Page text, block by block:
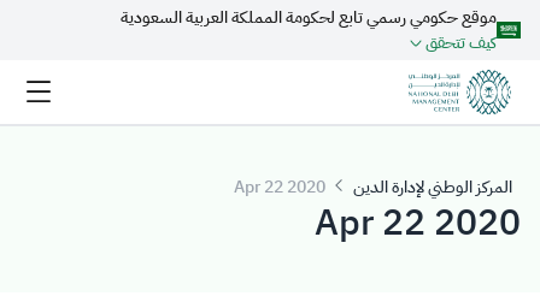
تخطي إلى المحتوى الرئيسي
موقع حكومي رسمي تابع لحكومة المملكة العربية السعودية
كيف تتحقق
المركز الوطني لإدارة الدين 2020 22 Apr
2020 22 Apr